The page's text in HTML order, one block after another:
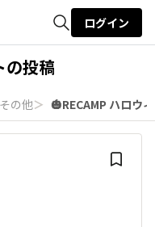
検索
ログイン
の投稿
その他＞ 🎃RECAMP ハロウ